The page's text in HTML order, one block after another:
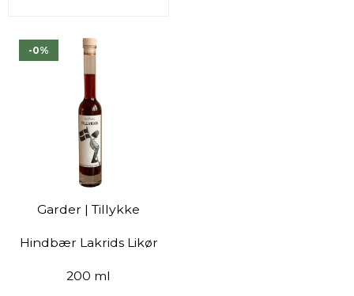
-0%
Garder | Tillykke
Hindbær Lakrids Likør
200 ml